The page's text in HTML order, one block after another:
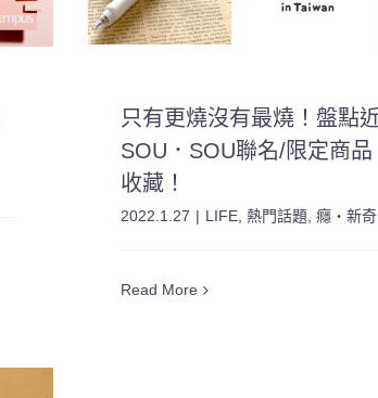
只有更燒沒有最燒！盤點
SOU．SOU聯名/限定商
收藏！
2022.1.27 | LIFE ,熱門話題 ,癮・新奇
Read More